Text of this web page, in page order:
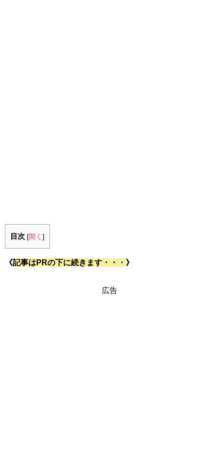
目次 [開く ]
《記事はPRの下に続きます・・・ 》
広告